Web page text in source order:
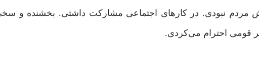
نبودی. در کارهای اجتماعی مشارکت داشتی. بخشنده و
قومی احترام می‌کردی.